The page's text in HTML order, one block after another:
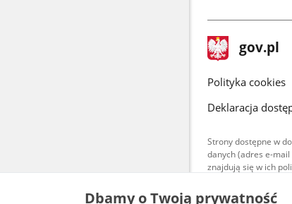
stopka
gov.pl Strona
gov.pl
gov.pl
Polityka cookies
Deklaracja
Strony dostępne w
danych (adres e-
znajdują się w ich
Treści
Dbamy o Twoją prywatność